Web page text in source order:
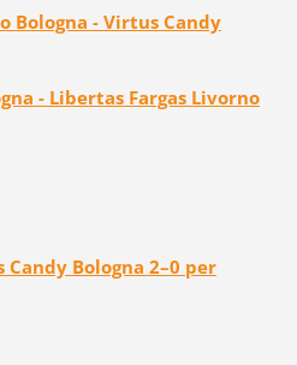
Bologna - Virtus Candy
- Libertas Fargas Livorno
Candy Bologna 2–0 per